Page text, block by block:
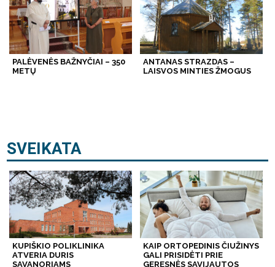
PALĖVENĖS BAŽNYČIAI – 350
METŲ
ANTANAS STRAZDAS –
LAISVOS MINTIES ŽMOGUS
SVEIKATA
KUPIŠKIO POLIKLINIKA
ATVERIA DURIS
SAVANORIAMS
KAIP ORTOPEDINIS ČIUŽINYS
GALI PRISIDĖTI PRIE
GERESNĖS SAVIJAUTOS